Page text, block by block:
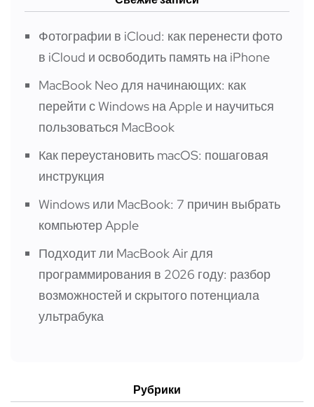
Фотографии в iCloud: как перенести фото
в iCloud и освободить память на iPhone
MacBook Neo для начинающих: как
перейти с Windows на Apple и научиться
пользоваться MacBook
Как переустановить macOS: пошаговая
инструкция
Windows или MacBook: 7 причин выбрать
компьютер Apple
Подходит ли MacBook Air для
программирования в 2026 году: разбор
возможностей и скрытого потенциала
ультрабука
Рубрики